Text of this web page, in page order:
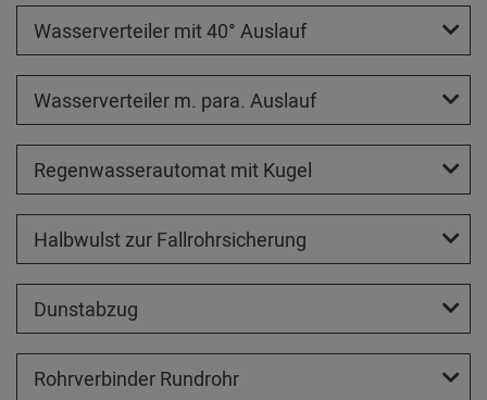
Wasserverteiler mit 40° Auslauf
Wasserverteiler m. para. Auslauf
Regenwasserautomat mit Kugel
Halbwulst zur Fallrohrsicherung
Dunstabzug
Rohrverbinder Rundrohr